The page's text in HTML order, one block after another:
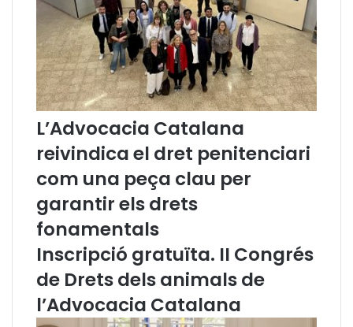
a
i
v
e
À
e
a
d
e
o
m
n
i
c
ó
d
e
n
o
u
C
n
s
e
l
r
,
l
’
E
L’Advocacia Catalana
reivindica el dret penitenciari
com una peça clau per
garantir els drets
fonamentals
Inscripció gratuïta. II Congrés
de Drets dels animals de
l’Advocacia Catalana